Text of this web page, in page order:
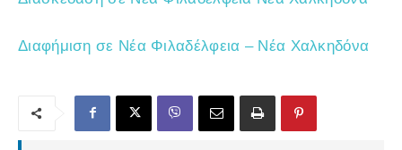
Διαφήμιση σε Νέα Φιλαδέλφεια – Νέα Χαλκηδόνα